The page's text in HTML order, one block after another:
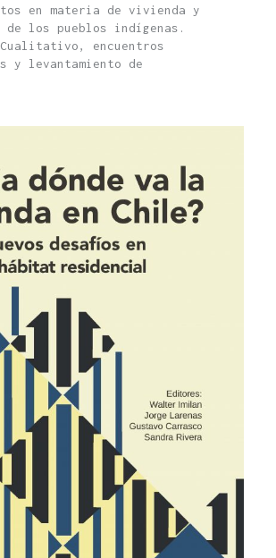
en materia de vivienda y
los pueblos indígenas.
encuentros
y levantamiento de